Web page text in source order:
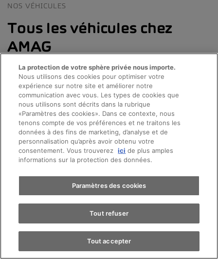
NOS VÉHICULES
Tous les véhicules chez
AMAG
Afficher les offres Afficher les offres
Prendre rendez-vous
Essai sur route
Trouver une voiture
La protection de votre sphère privée nous importe.
Nous utilisons des cookies pour optimiser votre
expérience sur notre site et améliorer notre
communication avec vous. Les types de cookies que
nous utilisons sont décrits dans la rubrique
«Paramètres des cookies». Dans ce contexte, nous
tenons compte de vos préférences et ne traitons les
données à des fins de marketing, d’analyse et de
personnalisation qu’après avoir obtenu votre
consentement. Vous trouverez ici de plus amples
informations sur la protection des données.
Paramètres des cookies
Tout refuser
Tout accepter